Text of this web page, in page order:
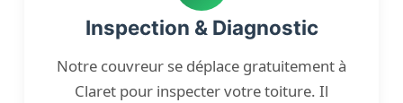
Inspection & Diagnostic
Notre couvreur se déplace gratuitement à
Claret pour inspecter votre toiture. Il